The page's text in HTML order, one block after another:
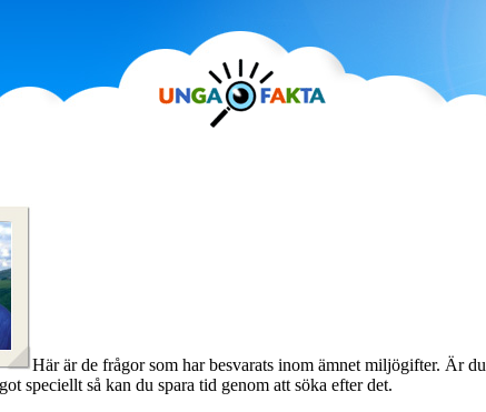
Här är de frågor som har besvarats inom ämnet miljögifter. Är du
speciellt så kan du spara tid genom att söka efter det.